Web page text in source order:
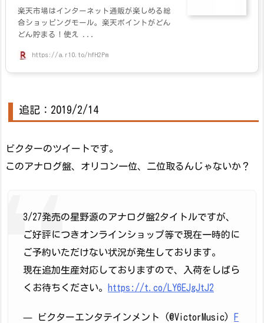
楽天市場はインターネット通販が楽しめる総
合ショッピングモール。楽天ポイントがどん
どん貯まる！使え ...
https://a.r10.to/hfH2Pm
追記：2019/2/14
ビクターのツイートです。
このアナログ盤、オリコン一位、二位取るんじゃないか？
3/27発売の星野源のアナログ盤2タイトルですが、
ご好評につきオンラインショップ等で現在一時的に
ご予約いただけない状況が発生しております。
現在追加生産対応しておりますので、入荷をしばら
くお待ちください。
https://t.co/LY6EJgJtJ2
— ビクターエンタテインメント (@VictorMusic)
F